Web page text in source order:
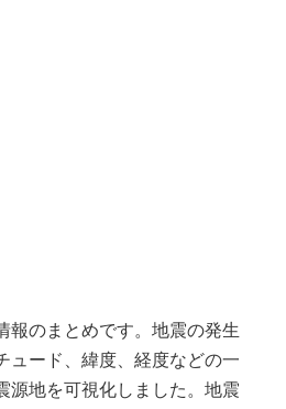
報のまとめです。地震の発生
ュード、緯度、経度などの一
源地を可視化しました。地震